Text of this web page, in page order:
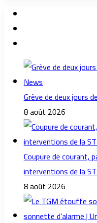
Grève de deux jours
8 août 2026
Coupure de courant,
interventions de la
8 août 2026